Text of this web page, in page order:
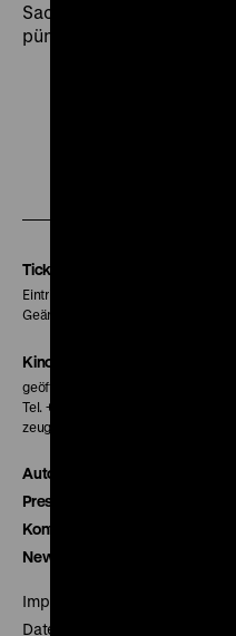
Sachsen; der Kurier hat
pünktlich nach Potsdam
Tickets
Eintritt 5 €
Geänderte Preise sind im
Kinokasse
geöffnet 30 Minuten vor Beginn der
Tel. + 49 30 20304-770
zeughauskino@dhm.de
Autor*innen
Presse
Kontakt
Newsletter
Impressum
Datenschutz